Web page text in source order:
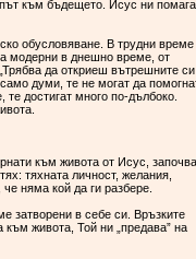
към бъдещето. Исус ни помага
обусловяване. В трудни време
модерни в днешно време, от
да откриеш вътрешните си
думи, те не могат да
достигат много по-дълбоко.
към живота от Исус, започва
тяхната личност, желания,
няма кой да ги разбере.
затворени в себе си. Връзките
живота, Той ни „предава” на